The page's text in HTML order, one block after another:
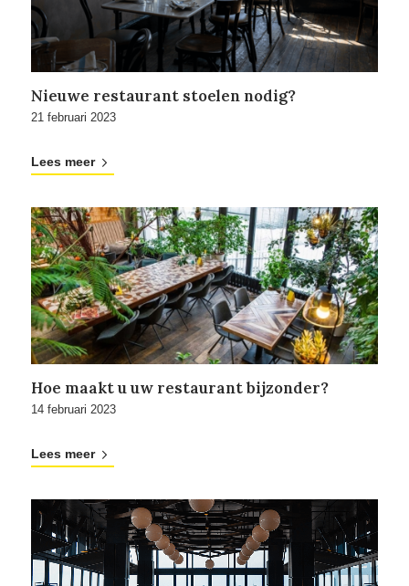
Nieuwe restaurant stoelen nodig?
21 februari 2023
Lees meer
Hoe maakt u uw restaurant bijzonder?
14 februari 2023
Lees meer